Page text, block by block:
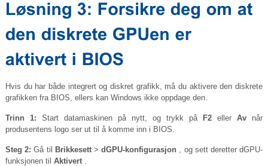
Hvis du har både integrert og diskret grafikk, må du aktivere den diskrete
grafikken fra BIOS, ellers kan Windows ikke oppdage den.
Trinn 1: Start datamaskinen på nytt, og trykk på F2 ellerAv når
produsentens logo ser ut til å komme inn i BIOS.
Steg 2: Gå til Brikkesett>dGPU-konfigurasjon , og sett deretter dGPU-
funksjonen til Aktivert.